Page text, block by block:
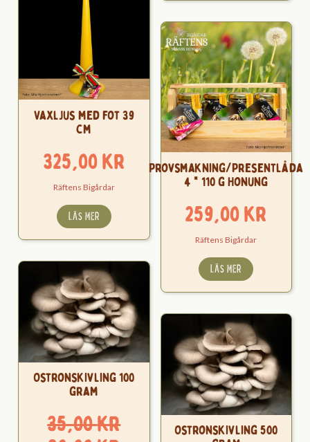
Vaxljus med fot 39
cm
325,00kr
Räftens Bigårdar
LÄS MER
Provsmakning/Presentlåda
4 * 110 g Honung
259,00kr
Räftens Bigårdar
LÄS MER
Ostronskivling 100
gram
35,00kr
Ostronskivling 500